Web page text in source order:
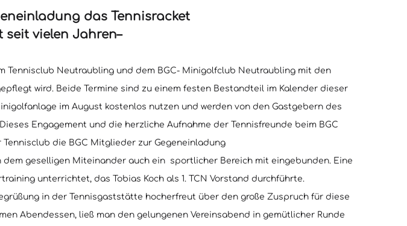
das Tennisracket
vielen Jahren–
Tennisclub Neutraubling und dem BGC- Minigolfclub Neutraubling mit den
wird. Beide Termine sind zu einem festen Bestandteil im Kalender dieser
im August kostenlos nutzen und werden von den Gastgebern des
Engagement und die herzliche Aufnahme der Tennisfreunde beim BGC
die BGC Mitglieder zur Gegeneinladung
geselligen Miteinander auch ein sportlicher Bereich mit eingebunden. Eine
unterrichtet, das Tobias Koch als 1. TCN Vorstand durchführte.
in der Tennisgaststätte hocherfreut über den große Zuspruch für diese
Abendessen, ließ man den gelungenen Vereinsabend in gemütlicher Runde